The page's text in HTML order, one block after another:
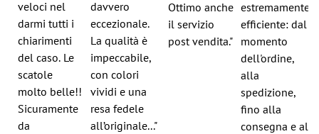
veloci nel
darmi tutti i
chiarimenti
del caso. Le
scatole
molto belle!!
Sicuramente
da
davvero
eccezionale.
La qualità è
impeccabile,
con colori
vividi e una
resa fedele
all’originale..."
Ottimo anche
il servizio
post vendita."
estremamente
efficiente: dal
momento
dell'ordine,
alla
spedizione,
fino alla
consegna e al